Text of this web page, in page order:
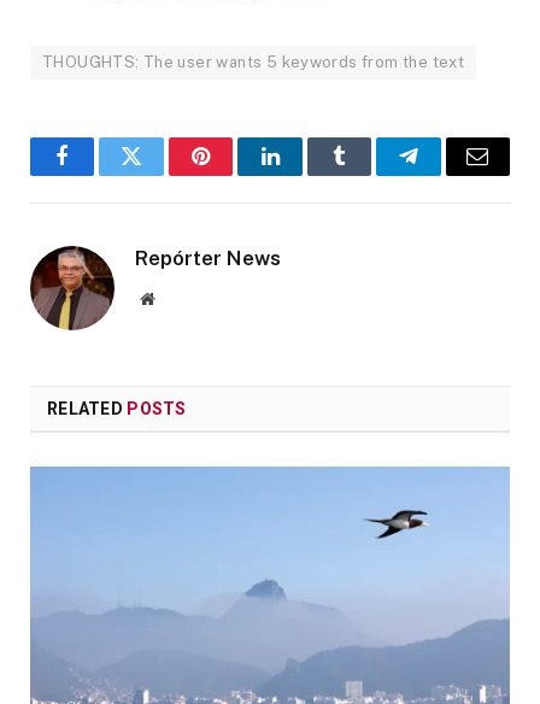
THOUGHTS: The user wants 5 keywords from the text
FacebookTwitter PinterestLinkedInTumblr TelegramEmail
Repórter News
Website
RELATED POSTS